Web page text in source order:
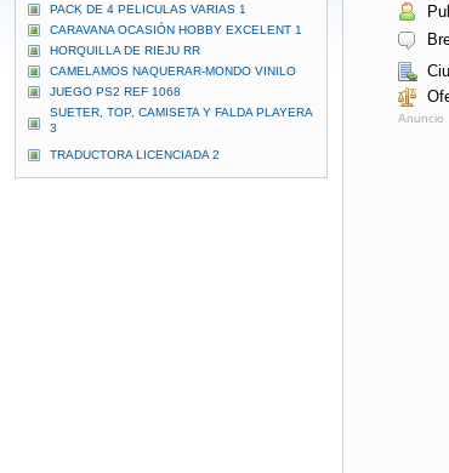
Anuncio
PACK DE 4 PELICULAS VARIAS 1
CARAVANA OCASIÓN HOBBY EXCELENT 1
HORQUILLA DE RIEJU RR
CAMELAMOS NAQUERAR-MONDO VINILO
JUEGO PS2 REF 1068
SUETER, TOP, CAMISETA Y FALDA PLAYERA
3
TRADUCTORA LICENCIADA 2